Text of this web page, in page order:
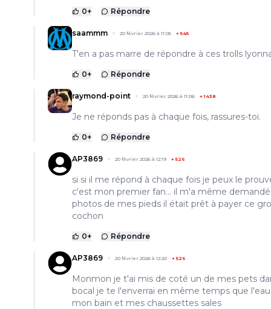
0+ Répondre
saammm 20 février 2026 à 11:05 + 545
T'en a pas marre de répondre à ces trolls
0+ Répondre
raymond-point 20 février 2026 à 11:06 +1438
Je ne réponds pas à chaque fois, rassures-toi.
0+ Répondre
AP3869 20 février 2026 à 12:19 + 526
si si il me répond à chaque fois je peux le
c'est mon premier fan... il m'a même
photos de mes pieds il était prêt à payer ce
cochon
0+ Répondre
AP3869 20 février 2026 à 12:20 + 526
Monmon je t'ai mis de coté un de mes pets
bocal je te l'enverrai en même temps que
mon bain et mes chaussettes sales